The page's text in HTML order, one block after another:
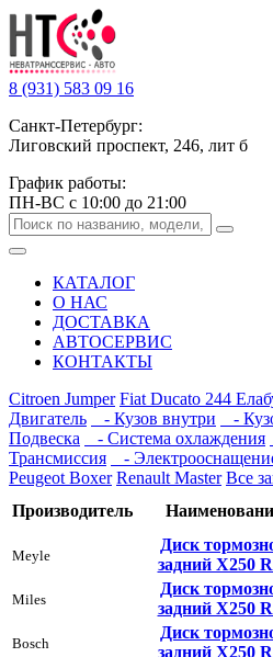
8 (931) 583 09 16
Санкт-Петербург:
Лиговский проспект, 246, лит б
График работы:
ПН-ВС с 10:00 до 21:00
КАТАЛОГ
О НАС
ДОСТАВКА
АВТОСЕРВИС
КОНТАКТЫ
Citroen Jumper Fiat Ducato 244
Двигатель
- Кузов внутри -
Подвеска
- Система охлаждения
Трансмиссия
-
Peugeot Boxer Renault Master Все
Производитель
Meyle
Диск
задний Х250
Miles
Диск
задний Х250
Bosch
Диск
задний Х250